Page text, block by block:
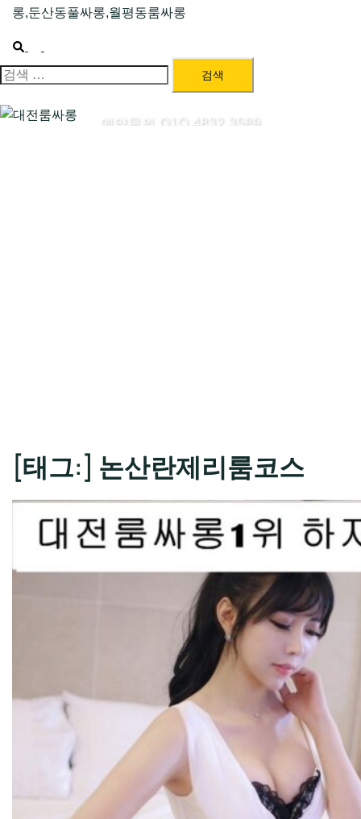
롱,둔산동풀싸롱,월평동룸싸롱
Search
menu
검
대전룸싸롱 1위 하지원팀장
예약문의 O1O.4832.3589
[태그:] 논산란제리룸코스